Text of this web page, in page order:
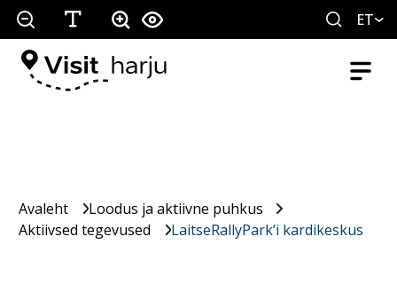
ET
Avaleht
Loodus ja aktiivne puhkus
Aktiivsed tegevused
LaitseRallyPark’i kardikeskus